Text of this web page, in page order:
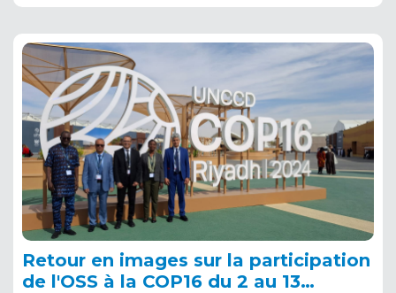
Retour en images sur la participation
de l'OSS à la COP16 du 2 au 13